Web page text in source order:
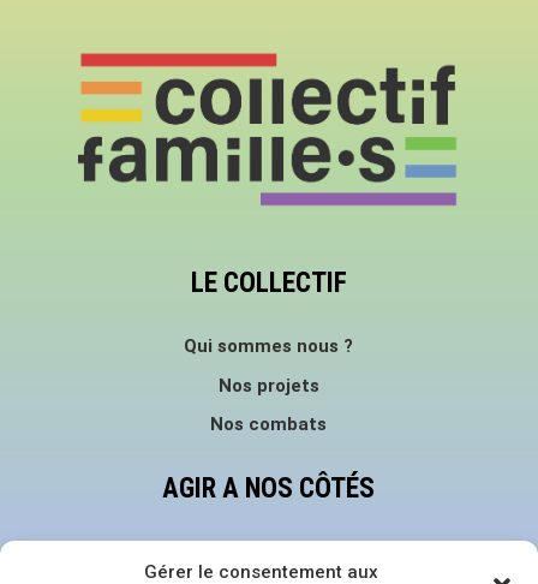
Gérer le consentement aux
LE COLLECTIF
Qui sommes nous ?
Nos projets
Nos combats
AGIR A NOS CÔTÉS